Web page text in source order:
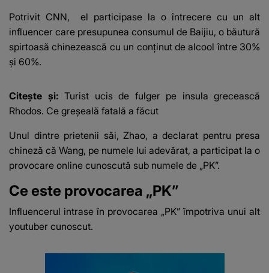
Potrivit CNN, el participase la o întrecere cu un alt
influencer care presupunea consumul de Baijiu, o băutură
spirtoasă chinezească cu un conținut de alcool între 30%
și 60%.
Citește și: Turist ucis de fulger pe insula grecească
Rhodos. Ce greșeală fatală a făcut
Unul dintre prietenii săi, Zhao, a declarat pentru presa
chineză că Wang, pe numele lui adevărat, a participat la o
provocare online cunoscută sub numele de „PK”.
Ce este provocarea „PK”
Influencerul intrase în provocarea „PK” împotriva unui alt
youtuber cunoscut.